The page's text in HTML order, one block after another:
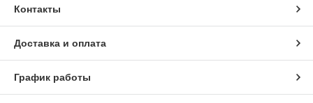
Контакты
Доставка и оплата
График работы